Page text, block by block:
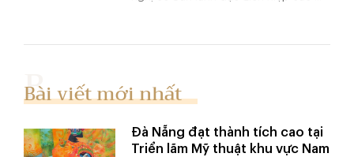
Bài viết mới nhất
Đà Nẵng đạt thành tích cao tại
Triển lãm Mỹ thuật khu vực Nam